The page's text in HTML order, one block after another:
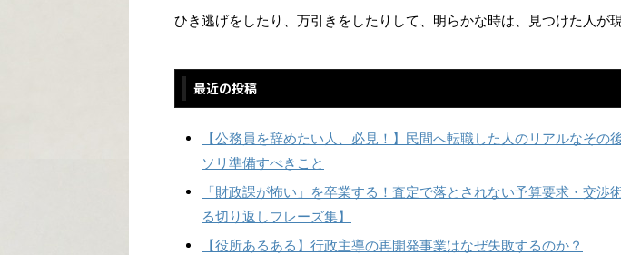
ひき逃げをしたり、万引きをしたりして、明らかな時は、見つけた人が
最近の投稿
【公務員を辞めたい人、必見！】民間へ転職した人のリアルなその
ソリ準備すべきこと
「財政課が怖い」を卒業する！査定で落とされない予算要求・交渉
る切り返しフレーズ集】
【役所あるある】行政主導の再開発事業はなぜ失敗するのか？